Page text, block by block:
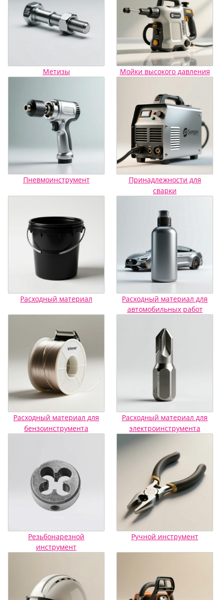
Метизы Мойки высокого давления
Пневмоинструмент
Принадлежности для
сварки
Расходный материал
Расходный материал для
автомобильных работ
Расходный материал для
бензоинструмента
Расходный материал для
электроинструмента
Резьбонарезной
инструмент
Ручной инструмент